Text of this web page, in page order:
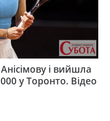
і вийшла
у Торонто. Відео